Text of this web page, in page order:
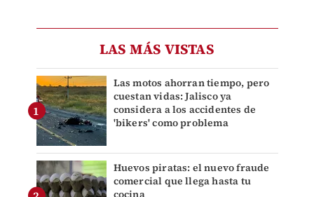
LAS MÁS VISTAS
Las motos ahorran tiempo, pero
cuestan vidas: Jalisco ya
considera a los accidentes de
'bikers' como problema
Huevos piratas: el nuevo fraude
comercial que llega hasta tu